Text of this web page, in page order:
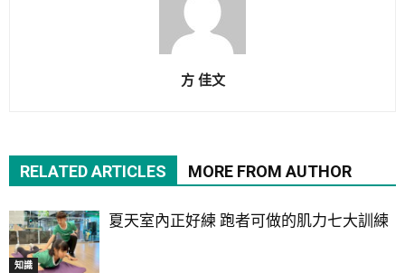
方 佳文
RELATED ARTICLES MORE FROM AUTHOR
知識
夏天室內正好練 跑者可做的肌力七大訓練